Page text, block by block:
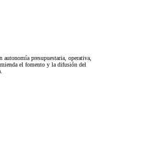
presupuestaria, operativa,
el fomento y la difusión del